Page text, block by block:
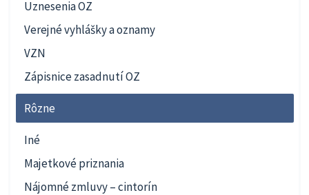
Uznesenia OZ
Verejné vyhlášky a oznamy
VZN
Zápisnice zasadnutí OZ
Rôzne
Iné
Majetkové priznania
Nájomné zmluvy – cintorín